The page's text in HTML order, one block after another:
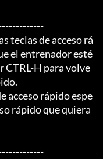
teclas de acceso rá
el entrenador esté
CTRL-H para volve
acceso rápido espe
rápido que quiera